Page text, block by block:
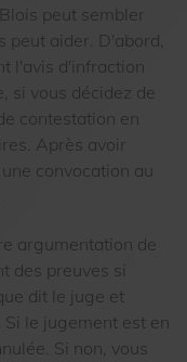
peut sembler
peut aider. D'abord,
l'avis d'infraction
si vous décidez de
contestation en
Après avoir
convocation au
argumentation de
des preuves si
dit le juge et
Si le jugement est en
Si non, vous